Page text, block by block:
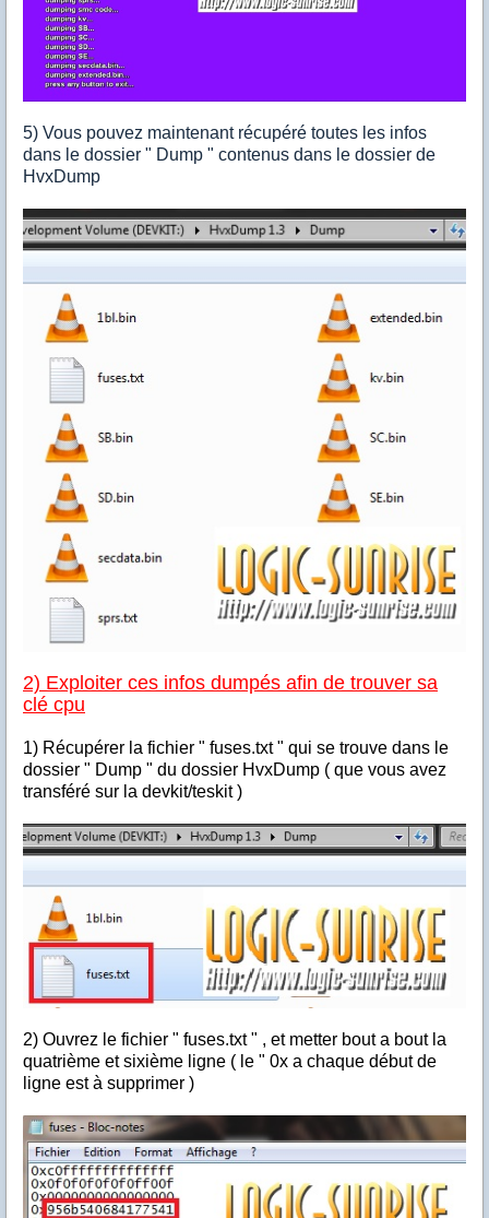
5) Vous pouvez maintenant récupéré toutes les infos
dans le dossier " Dump " contenus dans le dossier de
HvxDump
2) Exploiter ces infos dumpés afin de trouver sa
clé cpu
1) Récupérer la fichier " fuses.txt " qui se trouve dans le
dossier " Dump " du dossier HvxDump ( que vous avez
transféré sur la devkit/teskit )
2) Ouvrez le fichier " fuses.txt " , et metter bout a bout la
quatrième et sixième ligne ( le " 0x a chaque début de
ligne est à supprimer )